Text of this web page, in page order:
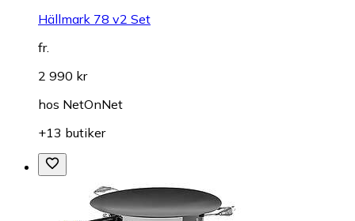
Hällmark 78 v2 Set
fr.
2 990 kr
hos NetOnNet
+13 butiker